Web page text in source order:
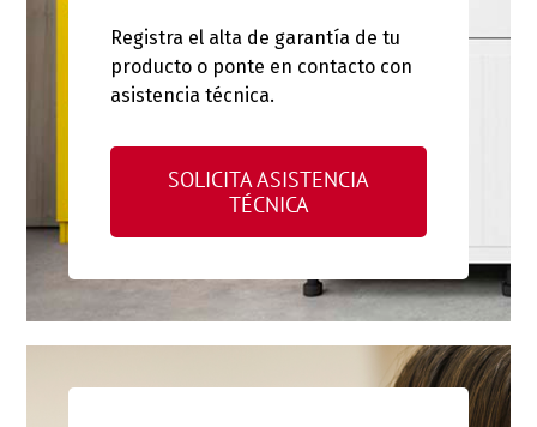
Registra el alta de garantía de tu
producto o ponte en contacto con
asistencia técnica.
SOLICITA ASISTENCIA
TÉCNICA